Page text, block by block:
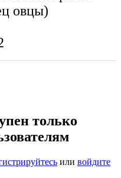
овцы)
только
или войдите